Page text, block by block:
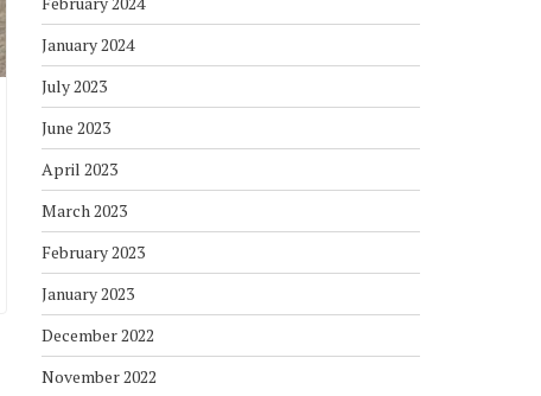
January 2024
July 2023
June 2023
April 2023
March 2023
February 2023
January 2023
December 2022
November 2022